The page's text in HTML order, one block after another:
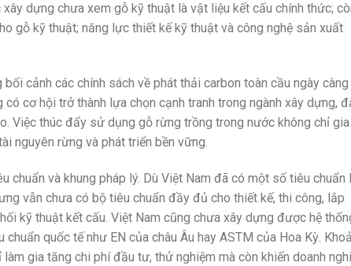
dựng chưa xem gỗ kỹ thuật là vật liệu kết cấu chính thức;
gỗ kỹ thuật; năng lực thiết kế kỹ thuật và công nghệ sản xuất
cảnh các chính sách về phát thải carbon toàn cầu ngày càng
cơ hội trở thành lựa chọn cạnh tranh trong ngành xây dựng,
Việc thúc đẩy sử dụng gỗ rừng trồng trong nước không chỉ gia
nguyên rừng và phát triển bền vững.
chuẩn và khung pháp lý. Dù Việt Nam đã có một số tiêu chuẩn
vẫn chưa có bộ tiêu chuẩn đầy đủ cho thiết kế, thi công, lắp
kỹ thuật kết cấu. Việt Nam cũng chưa xây dựng được hệ
quốc tế như EN của châu Âu hay ASTM của Hoa Kỳ.
gia tăng chi phí đầu tư, thử nghiệm mà còn khiến doanh